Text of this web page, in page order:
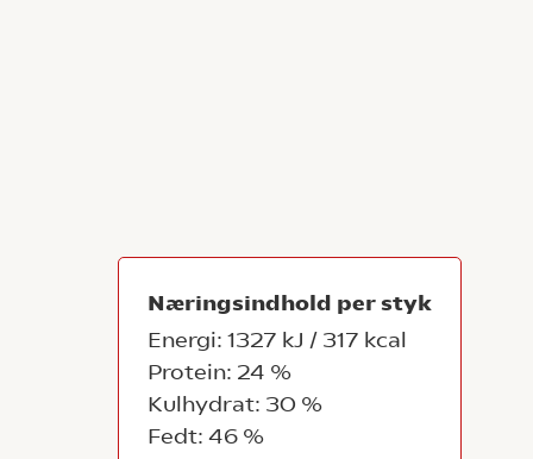
Næringsindhold per styk
Energi: 1327 kJ / 317 kcal
Protein: 24 %
Kulhydrat: 30 %
Fedt: 46 %